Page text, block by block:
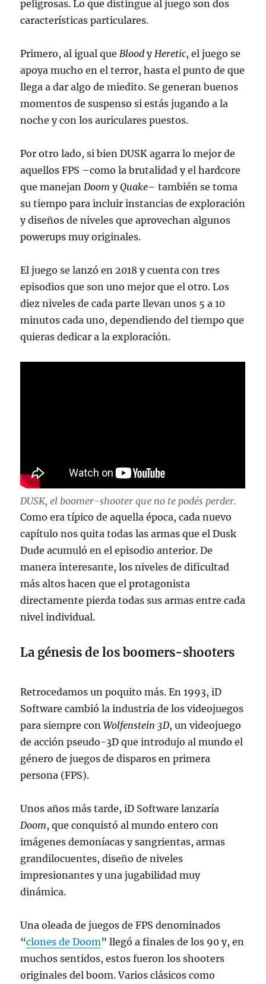
peligrosas. Lo que distingue al juego son dos
características particulares.
Primero, al igual que Blood y Heretic, el juego se
apoya mucho en el terror, hasta el punto de que
llega a dar algo de miedito. Se generan buenos
momentos de suspenso si estás jugando a la
noche y con los auriculares puestos.
Por otro lado, si bien DUSK agarra lo mejor de
aquellos FPS –como la brutalidad y el hardcore
que manejan Doom yQuake– también se toma
su tiempo para incluir instancias de exploración
y diseños de niveles que aprovechan algunos
powerups muy originales.
El juego se lanzó en 2018 y cuenta con tres
episodios que son uno mejor que el otro. Los
diez niveles de cada parte llevan unos 5 a 10
minutos cada uno, dependiendo del tiempo que
quieras dedicar a la exploración.
DUSK, el boomer-shooter que no te podés perder.
Como era típico de aquella época, cada nuevo
capítulo nos quita todas las armas que el Dusk
Dude acumuló en el episodio anterior. De
manera interesante, los niveles de dificultad
más altos hacen que el protagonista
directamente pierda todas sus armas entre cada
nivel individual.
La génesis de los boomers-shooters
Retrocedamos un poquito más. En 1993, iD
Software cambió la industria de los videojuegos
para siempre conWolfenstein 3D, un videojuego
de acción pseudo-3D que introdujo al mundo el
género de juegos de disparos en primera
persona (FPS).
Unos años más tarde, iD Software lanzaría
Doom, que conquistó al mundo entero con
imágenes demoníacas y sangrientas, armas
grandilocuentes, diseño de niveles
impresionantes y una jugabilidad muy
dinámica.
Una oleada de juegos de FPS denominados
“clones de Doom” llegó a finales de los 90 y, en
muchos sentidos, estos fueron los shooters
originales del boom. Varios clásicos como